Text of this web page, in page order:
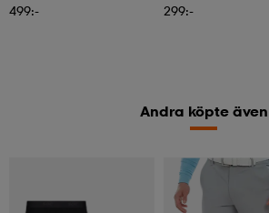
499:- 299:-
Andra köpte även